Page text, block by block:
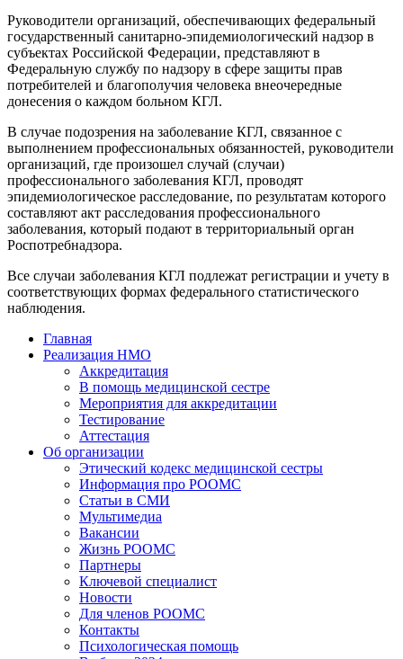
Руководители организаций, обеспечивающих федеральный
государственный санитарно-эпидемиологический надзор в
субъектах Российской Федерации, представляют в
Федеральную службу по надзору в сфере защиты прав
потребителей и благополучия человека внеочередные
донесения о каждом больном КГЛ.
В случае подозрения на заболевание КГЛ, связанное с
выполнением профессиональных обязанностей, руководители
организаций, где произошел случай (случаи)
профессионального заболевания КГЛ, проводят
эпидемиологическое расследование, по результатам которого
составляют акт расследования профессионального
заболевания, который подают в территориальный орган
Роспотребнадзора.
Все случаи заболевания КГЛ подлежат регистрации и учету в
соответствующих формах федерального статистического
наблюдения.
Главная
Реализация НМО
Аккредитация
В помощь медицинской сестре
Мероприятия для аккредитации
Тестирование
Аттестация
Об организации
Этический кодекс медицинской сестры
Информация про РООМС
Статьи в СМИ
Мультимедиа
Вакансии
Жизнь РООМС
Партнеры
Ключевой специалист
Новости
Для членов РООМС
Контакты
Психологическая помощь